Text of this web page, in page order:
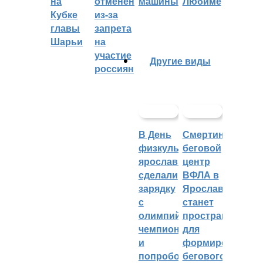
Кубке
главы
Шарьи
из-за
запрета
на
участие
россиян
Другие виды
В День
физкультурника
ярославцы
сделали
зарядку
с
олимпийским
чемпионом
и
попробовали
Смертин:
беговой
центр
ВФЛА в
Ярославле
станет
пространством
для
формирования
бегового